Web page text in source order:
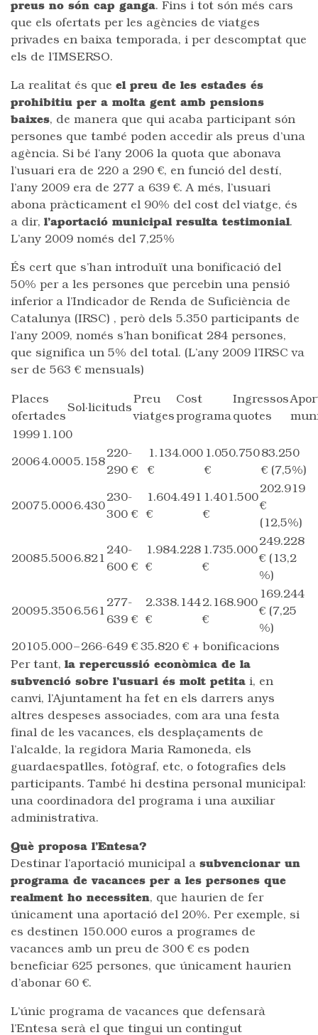
preus no són cap ganga. Fins i tot són més cars
que els ofertats per les agències de viatges
privades en baixa temporada, i per descomptat que
els de l’IMSERSO.
La realitat és que el preu de les estades és
prohibitiu per a molta gent amb pensions
baixes, de manera que qui acaba participant són
persones que també poden accedir als preus d’una
agència. Si bé l’any 2006 la quota que abonava
l’usuari era de 220 a 290 €, en funció del destí,
l’any 2009 era de 277 a 639 €. A més, l’usuari
abona pràcticament el 90% del cost del viatge, és
a dir, l’aportació municipal resulta testimonial.
L’any 2009 només del 7,25%
És cert que s’han introduït una bonificació del
50% per a les persones que percebin una pensió
inferior a l’Indicador de Renda de Suficiència de
Catalunya (IRSC) , però dels 5.350 participants de
l’any 2009, només s’han bonificat 284 persones,
que significa un 5% del total. (L’any 2009 l’IRSC va
ser de 563 € mensuals)
Places
ofertades
Sol·licituds
Preu
viatges
Cost
programa
Ingressos
quotes
1999 1.100
20064.0005.158
220-
290 €
1.134.000
€
1.050.750
€
83.250
€ (7,5%)
20075.0006.430
230-
300 €
1.604.491
€
1.401.500
€
202.919
€
(12,5%)
20085.5006.821
240-
600 €
1.984.228
€
1.735.000
€
249.228
€ (13,2
%)
20095.3506.561
277-
639 €
2.338.144
€
2.168.900
€
169.244
€ (7,25
%)
20105.000–266-649 € 35.820 € + bonificacions
Per tant, la repercussió econòmica de la
subvenció sobre l’usuari és molt petita i, en
canvi, l’Ajuntament ha fet en els darrers anys
altres despeses associades, com ara una festa
final de les vacances, els desplaçaments de
l’alcalde, la regidora Maria Ramoneda, els
guardaespatlles, fotògraf, etc, o fotografies dels
participants. També hi destina personal municipal:
una coordinadora del programa i una auxiliar
administrativa.
Què proposa l’Entesa?
Destinar l’aportació municipal a subvencionar un
programa de vacances per a les persones que
realment ho necessiten, que haurien de fer
únicament una aportació del 20%. Per exemple, si
es destinen 150.000 euros a programes de
vacances amb un preu de 300 € es poden
beneficiar 625 persones, que únicament haurien
d’abonar 60 €.
L’únic programa de vacances que defensarà
l’Entesa serà el que tingui un contingut